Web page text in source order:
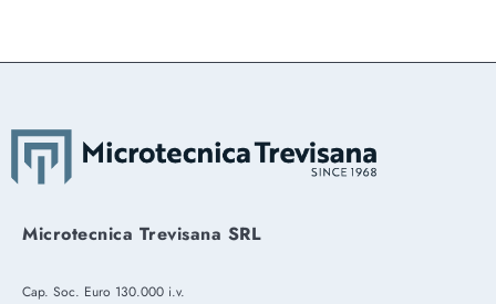
Microtecnica Trevisana SRL
Cap. Soc. Euro 130.000 i.v.